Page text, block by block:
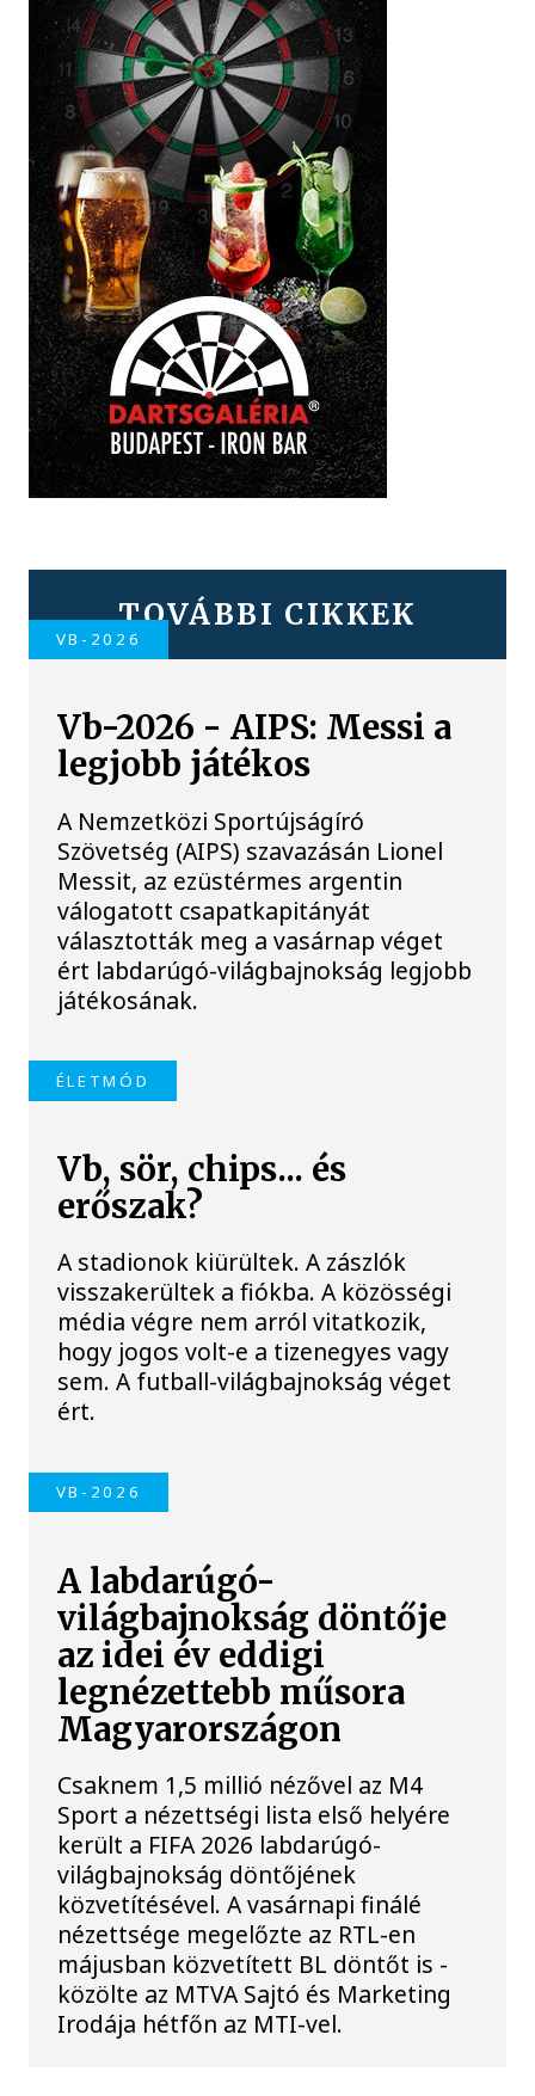
TOVÁBBI CIKKEK
VB-2026
Vb-2026 - AIPS: Messi a
legjobb játékos
A Nemzetközi Sportújságíró
Szövetség (AIPS) szavazásán Lionel
Messit, az ezüstérmes argentin
válogatott csapatkapitányát
választották meg a vasárnap véget
ért labdarúgó-világbajnokság legjobb
játékosának.
ÉLETMÓD
Vb, sör, chips... és
erőszak?
A stadionok kiürültek. A zászlók
visszakerültek a fiókba. A közösségi
média végre nem arról vitatkozik,
hogy jogos volt-e a tizenegyes vagy
sem. A futball-világbajnokság véget
ért.
VB-2026
A labdarúgó-
világbajnokság döntője
az idei év eddigi
legnézettebb műsora
Magyarországon
Csaknem 1,5 millió nézővel az M4
Sport a nézettségi lista első helyére
került a FIFA 2026 labdarúgó-
világbajnokság döntőjének
közvetítésével. A vasárnapi finálé
nézettsége megelőzte az RTL-en
májusban közvetített BL döntőt is -
közölte az MTVA Sajtó és Marketing
Irodája hétfőn az MTI-vel.